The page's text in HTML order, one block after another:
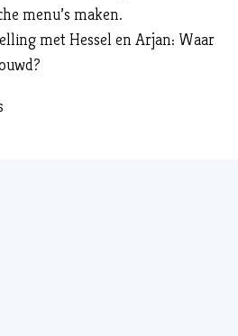
menu’s maken.
met Hessel en Arjan: Waar